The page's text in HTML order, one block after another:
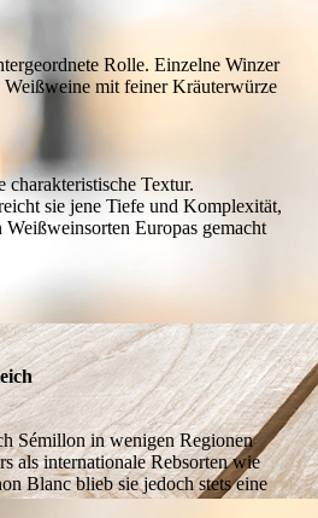
Rolle. Einzelne Winzer
mit feiner Kräuterwürze
Textur.
sie jene Tiefe und Komplexität,
Europas gemacht
Sémillon in wenigen Regionen
als internationale Rebsorten wie
Blanc blieb sie jedoch stets eine